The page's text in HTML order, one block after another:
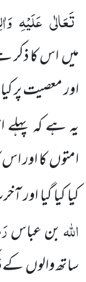
تَعَالٰی عَلَیْہِ
میںاس کا ذکر
اور معصیت پر
یہ ہے کہ پہلے
امتوںکا اور
کیا کیا گیا اور
اللہبن عباس
ساتھ والوںکے